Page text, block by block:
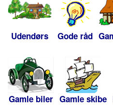
Udendørs Gode råd
Gamle biler Gamle skibe